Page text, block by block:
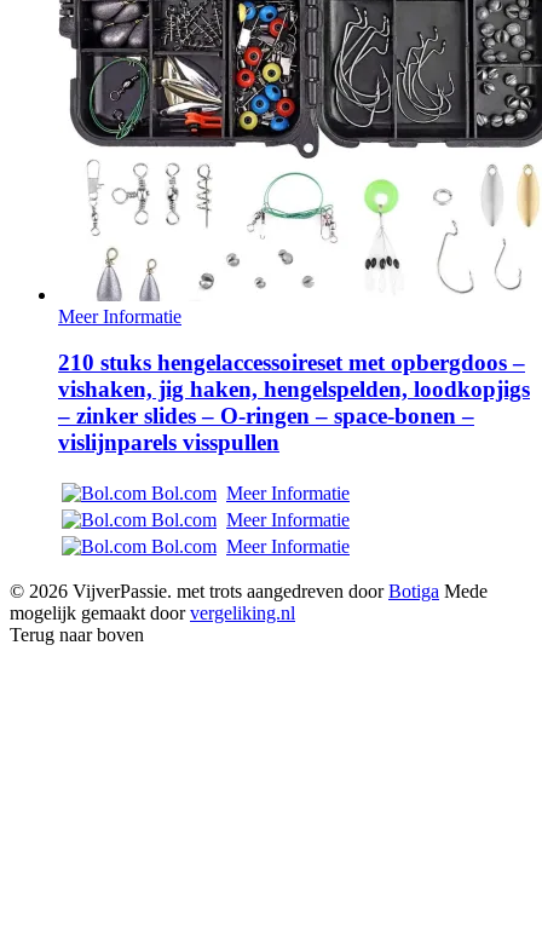
Meer Informatie
210 stuks hengelaccessoireset met opbergdoos –
vishaken, jig haken, hengelspelden, loodkopjigs
– zinker slides – O-ringen – space-bonen –
vislijnparels visspullen
Bol.com Meer Informatie
Bol.com Meer Informatie
Bol.com Meer Informatie
© 2026 VijverPassie. met trots aangedreven doorBotiga Mede
mogelijk gemaakt doorvergeliking.nl
Terug naar boven